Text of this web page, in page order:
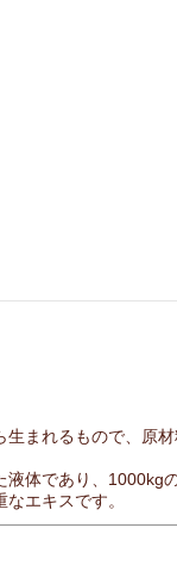
まれるもので、原
液体であり、1000kg
エキスです。